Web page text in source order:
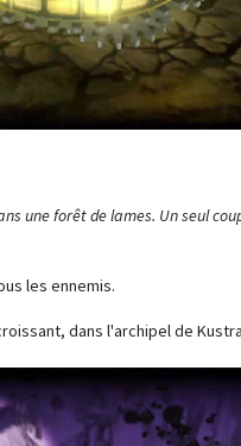
une forêt de lames. Un seul
les ennemis.
dans l'archipel de